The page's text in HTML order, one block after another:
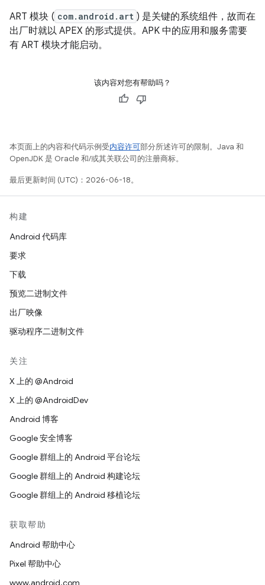
ART 模块 ( com.android.art ) 是关键的系统组件，故而在
出厂时就以 APEX 的形式提供。APK 中的应用和服务需要
有 ART 模块才能启动。
该内容对您有帮助吗？
本页面上的内容和代码示例受内容许可部分所述许可的限制。Java 和
OpenJDK 是 Oracle 和/或其关联公司的注册商标。
最后更新时间 (UTC)：2026-06-18。
构建
Android 代码库
要求
下载
预览二进制文件
出厂映像
驱动程序二进制文件
关注
X 上的 @Android
X 上的 @AndroidDev
Android 博客
Google 安全博客
Google 群组上的 Android 平台论坛
Google 群组上的 Android 构建论坛
Google 群组上的 Android 移植论坛
获取帮助
Android 帮助中心
Pixel 帮助中心
www.android.com